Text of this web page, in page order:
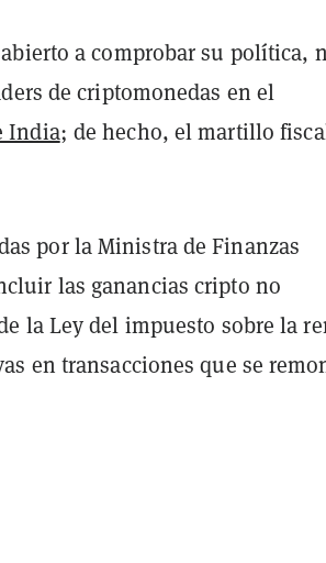
a comprobar su política,
de criptomonedas en el
India; de hecho, el martillo
por la Ministra de Finanzas
las ganancias cripto no
la Ley del impuesto sobre la
en transacciones que se